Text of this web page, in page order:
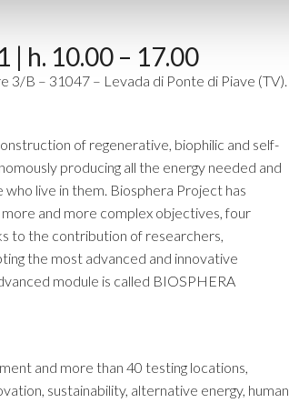
| h. 10.00 – 17.00
3/B – 31047 – Levada di Ponte di Piave (TV).
of regenerative, biophilic and self-
producing all the energy needed and
live in them. Biosphera Project has
and more complex objectives, four
to the contribution of researchers,
the most advanced and innovative
module is called BIOSPHERA
and more than 40 testing locations,
sustainability, alternative energy, human